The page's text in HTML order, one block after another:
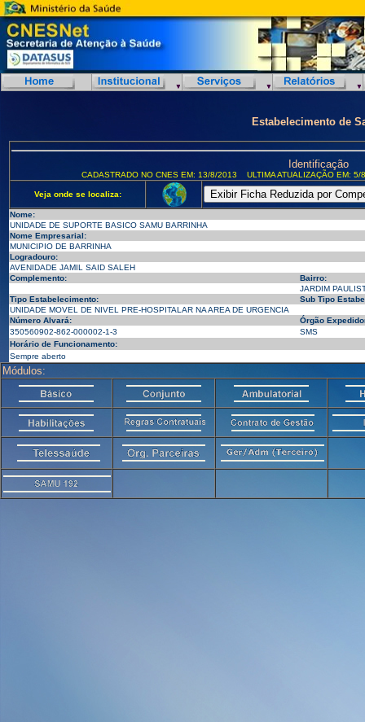
Estabelecimento de
Identificação
CADASTRADO NO CNES EM: 13/8/2013 ULTIMA ATUALIZAÇÃO EM:
Veja onde se localiza:
Nome:
UNIDADE DE SUPORTE BASICO SAMU BARRINHA
Nome Empresarial:
MUNICIPIO DE BARRINHA
Logradouro:
AVENIDADE JAMIL SAID SALEH
Complemento:
Bairro:
JARDIM
Tipo Estabelecimento:
Sub Tipo
UNIDADE MOVEL DE NIVEL PRE-HOSPITALAR NA AREA DE URGENCIA
Número Alvará:
Órgão
350560902-862-000002-1-3
SMS
Horário de Funcionamento:
Sempre aberto
Módulos: